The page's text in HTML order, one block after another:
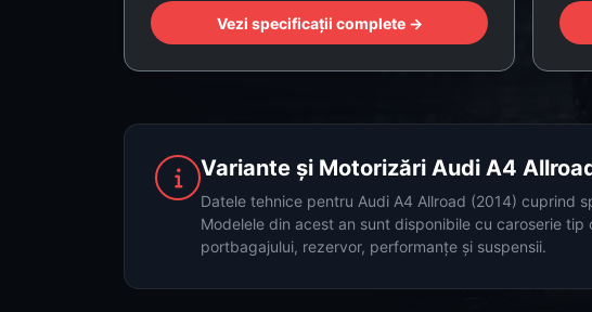
Vezi specificații complete →
Variante și Motorizări Audi A4
Datele tehnice pentru Audi A4 Allroad (2014) cuprind
Modelele din acest an sunt disponibile cu caroserie
portbagajului, rezervor, performanțe și suspensii.